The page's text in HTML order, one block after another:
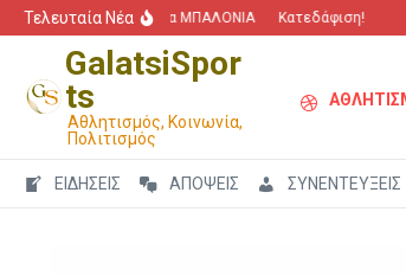
Μετάβαση στο περιεχόμενο
Τελευταία Νέα
“Πόλεμος” για τα ΜΠΑΛΟΝΙΑ Κατεδάφιση!
GalatsiSpor
ts
Αθλητισμός, Κοινωνία,
Πολιτισμός
ΕΙΔΗΣΕΙΣ ΑΠΟΨΕΙΣ ΣΥΝΕΝΤΕΥΞΕΙΣ